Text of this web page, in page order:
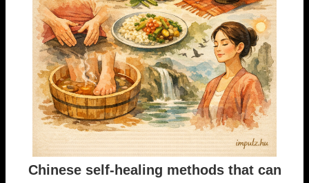
Chinese self-healing methods that can